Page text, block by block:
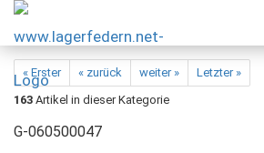
« Erster « zurück weiter »
Letzter »
163 Artikel in dieser Kategorie
G-060500047